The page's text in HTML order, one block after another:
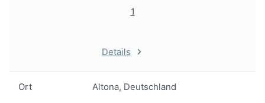
1
Details
Ort Altona, Deutschland